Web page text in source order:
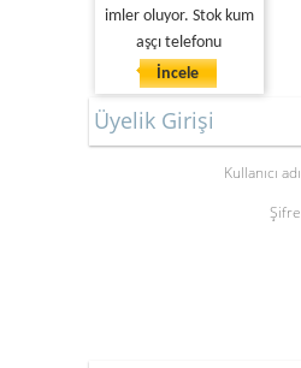
imler oluyor. Stok kum
aşçı telefonu
İncele
Üyelik Girişi
Kullanıcı adı
Şifre